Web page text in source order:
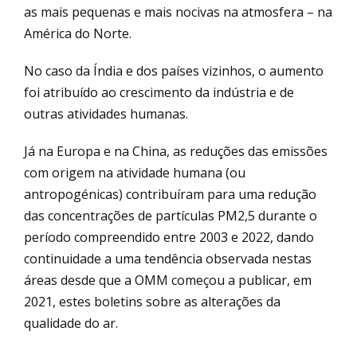
as mais pequenas e mais nocivas na atmosfera – na
América do Norte.
No caso da Índia e dos países vizinhos, o aumento
foi atribuído ao crescimento da indústria e de
outras atividades humanas.
Já na Europa e na China, as reduções das emissões
com origem na atividade humana (ou
antropogénicas) contribuíram para uma redução
das concentrações de partículas PM2,5 durante o
período compreendido entre 2003 e 2022, dando
continuidade a uma tendência observada nestas
áreas desde que a OMM começou a publicar, em
2021, estes boletins sobre as alterações da
qualidade do ar.